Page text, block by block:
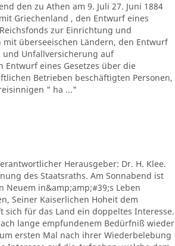
den zu Athen am 9. Juli 27. Juni 1884
Griechenland , den Entwurf eines
zur Einrichtung und
überseeischen Ländern, den Entwurf
und Unfallversicherung auf
eines Gesetzes über die
Betrieben beschäftigten Personen,
" ha ..."
Herausgeber: Dr. H. Klee.
des Staatsraths. Am Sonnabend ist
Neuem in&amp;amp;#39;s Leben
Seiner Kaiserlichen Hoheit dem
für das Land ein doppeltes Interesse.
lange empfundenem Bedürfniß wieder
ersten Mal nach ihrer Wiederbelebung